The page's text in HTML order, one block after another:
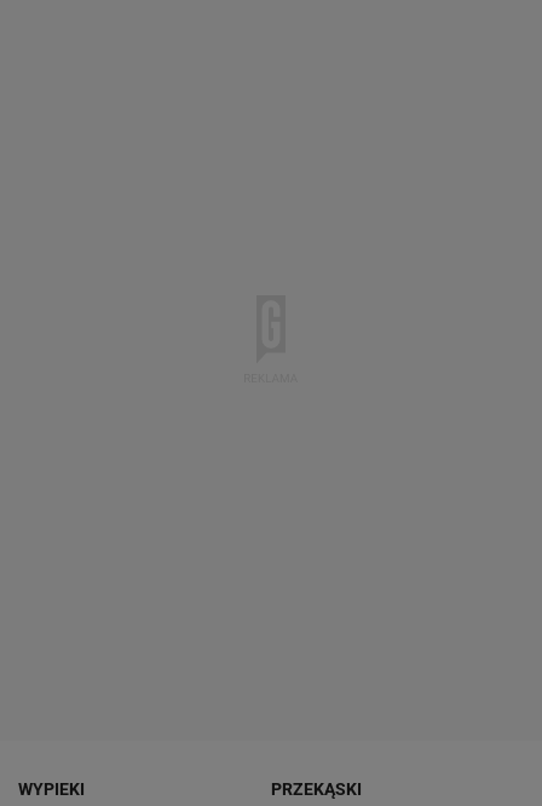
WYPIEKI PRZEKĄSKI